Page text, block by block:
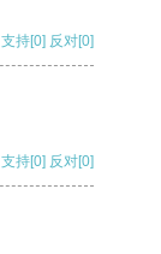
支持[0] 反对[0]
支持[0] 反对[0]